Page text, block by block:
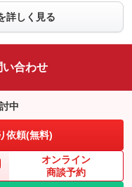
ロントカメラ
装備あり
装備あり
ーフレール
装備なし
装備なし
詳しく見る
い合わせ
中
依頼(無料)
オンライン
商談予約